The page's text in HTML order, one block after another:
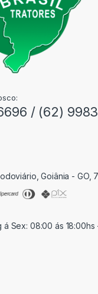
/ (62)
Goiânia - GO,
Sex: 08:00 ás 18:00hs